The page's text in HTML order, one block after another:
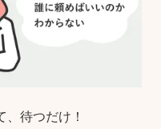
待つだけ！